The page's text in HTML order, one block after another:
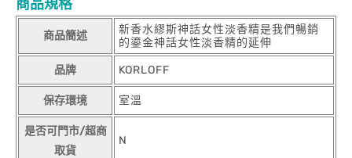
商品規格
商品簡述
新香水繆斯神話女性淡香精是我們暢銷
的鎏金神話女性淡香精的延伸
品牌 KORLOFF
保存環境 室溫
是否可門市/超商
取貨
N